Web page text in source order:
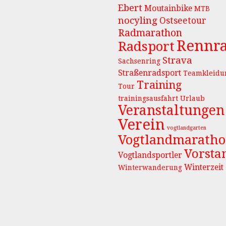
Ebert Moutainbike MTB
nocyling Ostseetour
Radmarathon
Radsport
Sachsenring Strava
Straßenradsport
Tour Training
trainingsausfahrt Urlaub
Veranstaltungen
Verein vogtlandgarten
Vogtlandsportler
Winterwanderung Winterzeit